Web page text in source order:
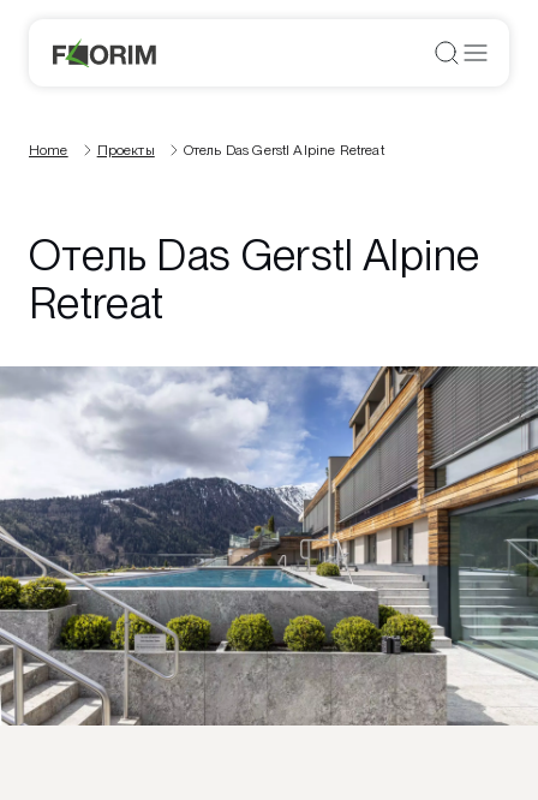
Home Проекты Отель Das Gerstl Alpine Retreat
Отель Das Gerstl Alpine
Retreat